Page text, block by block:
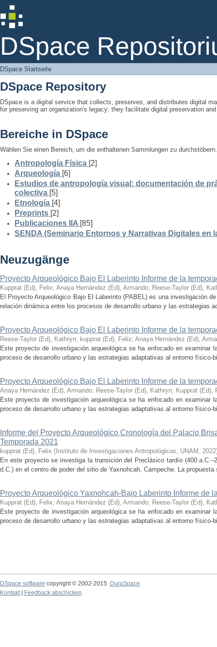
DSpace
DSpace Startseite
DSpace Startseite
DSpace Repository
DSpace is a digital service that collects, preserves, and distributes digital
for preserving an organization's legacy; they facilitate digital preservation
Bereiche in DSpace
Wählen Sie einen Bereich, um die enthaltenen Sammlungen zu durchstöbern.
Antropología Física [2]
Arqueología [6]
Estudios de antropología visual: documentación de
colectiva [5]
Etnología [4]
Preprints [2]
Publicaciones IIA [85]
SENDA (Seminario Entornos y Narrativas Digitales en
Neuzugänge
Proyecto Arqueológico Bajo El Laberinto Informe de la
Kupprat (Ed), Felix; Anaya Hernández (Ed), Armando; Reese-Taylor (Ed),
El Proyecto Arqueológico Bajo El Laberinto (PABEL) es una investigación
relación dinámica entre los procesos de desarrollo urbano y las estrategias
Proyecto Arqueológico Bajo El Laberinto Informe de la
Reese-Taylor (Ed), Kathryn; kupprat (Ed), Felix; Anaya Hernández (Ed),
Este proyecto de investigación arqueológica se ha enfocado en examinar
proceso de desarrollo urbano y las estrategias adaptativas al entorno físico-
Proyecto Arqueológico Bajo El Laberinto Informe de la
Anaya Hernández (Ed), Armando; Reese-Taylor (Ed), Kathryn; Kupprat (Ed),
Este proyecto de investigación arqueológica se ha enfocado en examinar
proceso de desarrollo urbano y las estrategias adaptativas al entorno físico-
Informe del Proyecto Arqueológico Cronología del Palacio
Temporada 2021
kupprat (Ed), Felix ( Instituto de Investigaciones Antropológicas, UNAM , 2022
En este proyecto se investiga la transición del Preclásico tardío (400
d.C.) en el centro de poder del sitio de Yaxnohcah, Campeche. La
Proyecto Arqueológico Yaxnohcah-Bajo Laberinto Informe de
Kupprat (Ed), Felix; Anaya Hernández (Ed), Armando; Reese-Taylor (Ed),
Este proyecto de investigación arqueológica se ha enfocado en examinar
proceso de desarrollo urbano y las estrategias adaptativas al entorno físico-
DSpace software copyright © 2002-2015
DuraSpace
Kontakt| Feedback abschicken